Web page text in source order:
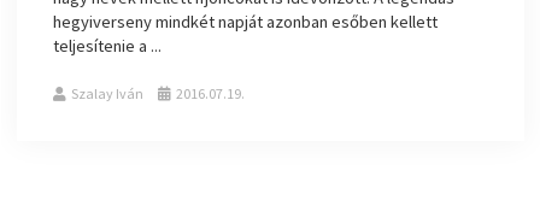
hegyiverseny mindkét napját azonban esőben kellett
teljesítenie a ...
Szalay Iván 2016.07.19.